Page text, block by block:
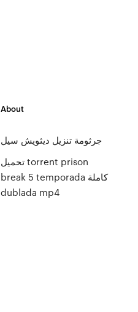
About
جرثومة تنزيل ديثويش سيل
تحميل torrent prison
break 5 temporada كاملة
dublada mp4